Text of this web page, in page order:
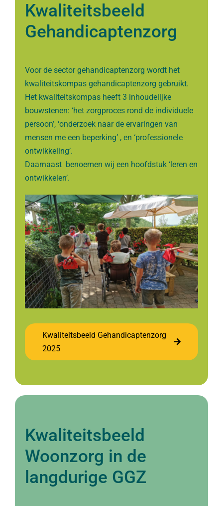
Kwaliteitsbeeld
Gehandicaptenzorg
Voor de sector gehandicaptenzorg wordt het
kwaliteitskompas gehandicaptenzorg gebruikt.
Het kwaliteitskompas heeft 3 inhoudelijke
bouwstenen: ‘het zorgproces rond de individuele
persoon’, ‘onderzoek naar de ervaringen van
mensen me een beperking’ , en ‘professionele
ontwikkeling’.
Daarnaast benoemen wij een hoofdstuk ‘leren en
ontwikkelen’.
Kwaliteitsbeeld Gehandicaptenzorg
2025
Kwaliteitsbeeld
Woonzorg in de
langdurige GGZ